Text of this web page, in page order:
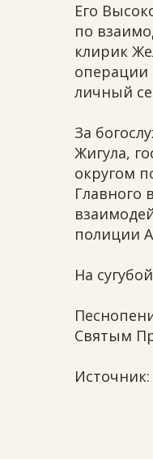
Его
по
клирик
операции
личный
За
Жигула,
округом
Главного
полиции
На
Святым